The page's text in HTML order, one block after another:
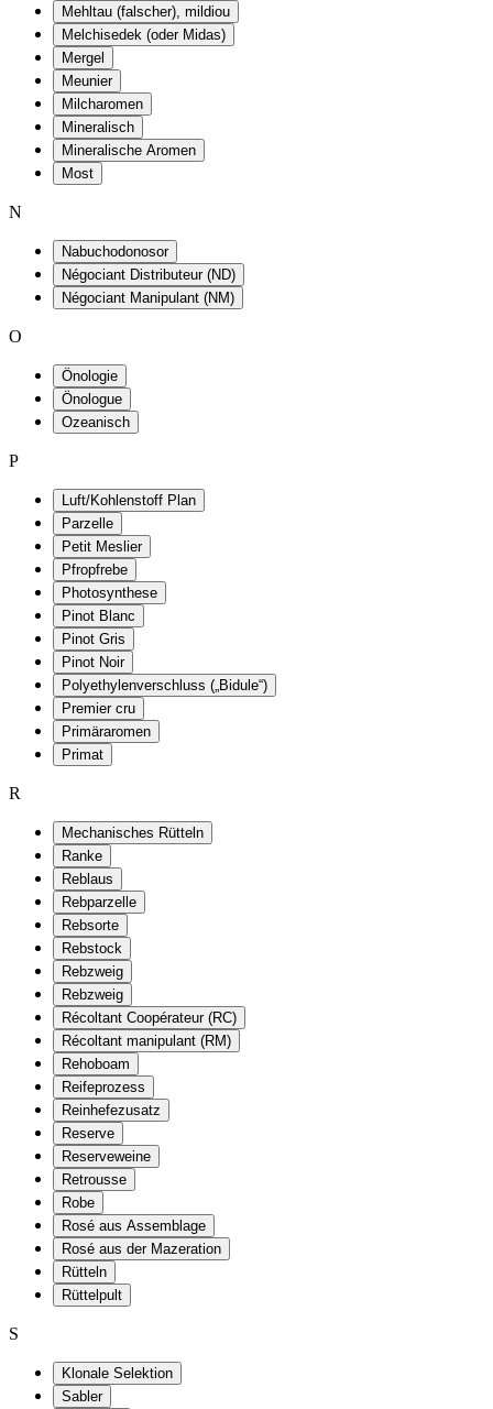
Mehltau (falscher), mildiou
Melchisedek (oder Midas)
Mergel
Meunier
Milcharomen
Mineralisch
Mineralische Aromen
Most
N
Nabuchodonosor
Négociant Distributeur (ND)
Négociant Manipulant (NM)
O
Önologie
Önologue
Ozeanisch
P
Luft/Kohlenstoff Plan
Parzelle
Petit Meslier
Pfropfrebe
Photosynthese
Pinot Blanc
Pinot Gris
Pinot Noir
Polyethylenverschluss („Bidule“)
Premier cru
Primäraromen
Primat
R
Mechanisches Rütteln
Ranke
Reblaus
Rebparzelle
Rebsorte
Rebstock
Rebzweig
Rebzweig
Récoltant Coopérateur (RC)
Récoltant manipulant (RM)
Rehoboam
Reifeprozess
Reinhefezusatz
Reserve
Reserveweine
Retrousse
Robe
Rosé aus Assemblage
Rosé aus der Mazeration
Rütteln
Rüttelpult
S
Klonale Selektion
Sabler